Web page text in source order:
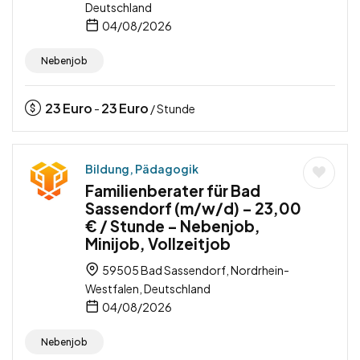
Deutschland
04/08/2026
Nebenjob
23Euro - 23Euro / Stunde
Bildung, Pädagogik
Familienberater für Bad
Sassendorf (m/w/d) – 23,00
€ / Stunde – Nebenjob,
Minijob, Vollzeitjob
59505 Bad Sassendorf, Nordrhein-
Westfalen, Deutschland
04/08/2026
Nebenjob